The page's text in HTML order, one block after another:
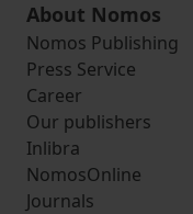
About Nomos
Nomos Publishing
Press Service
Career
Our publishers
Inlibra
NomosOnline
Journals